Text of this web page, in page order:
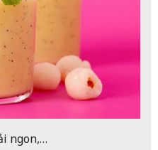
ngon,…